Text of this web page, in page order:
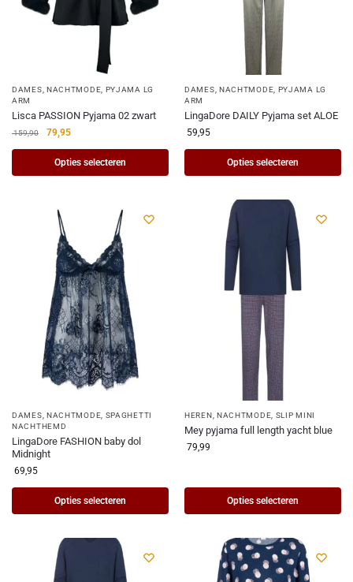
DAMES NACHTMODE PYJAMA LG
ARM
Lisca PASSION Pyjama 02 zwart
159,90 79,95
Opties selecteren
DAMES NACHTMODE PYJAMA LG
ARM
LingaDore DAILY Pyjama set ALOE
59,95
Opties selecteren
DAMES NACHTMODE SPAGHETTI
NACHTHEMD
LingaDore FASHION baby dol
Midnight
69,95
Opties selecteren
HEREN NACHTMODE SLIP MINI
Mey pyjama full length yacht blue
79,99
Opties selecteren